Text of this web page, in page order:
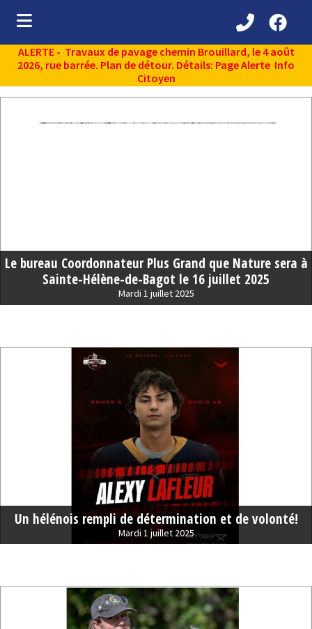
(Découvrir )
(Administration municipale )
ALERTE - Travaux de pavage chemin Brouillard, le 4 août
2026, rue barrée. Plan de détour. Détails: Page Alerte Info
Citoyen
Le bureau Coordonnateur Plus Grand que Nature sera à
Sainte-Hélène-de-Bagot le 16 juillet 2025
Mardi 1 juillet 2025
Un hélénois rempli de détermination et de volonté!
Mardi 1 juillet 2025